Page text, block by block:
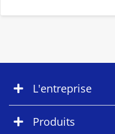
L'entreprise
Produits